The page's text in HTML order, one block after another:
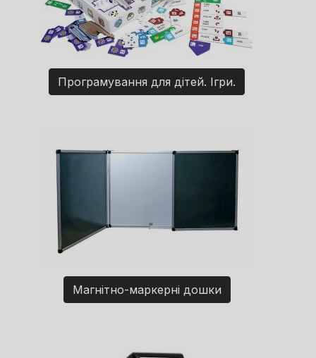
Програмування для дітей. Ігри.
Магнітно-маркерні дошки